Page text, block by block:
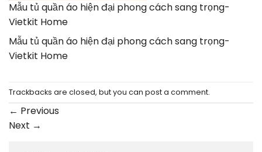
Mẫu tủ quần áo hiện đại phong cách sang trọng-
Vietkit Home
Mẫu tủ quần áo hiện đại phong cách sang trọng-
Vietkit Home
Trackbacks are closed, but you can post a comment.
← Previous
Next →